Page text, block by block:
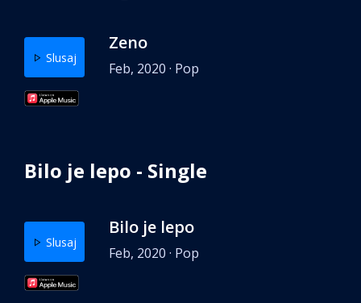
Slusaj
Zeno
Feb, 2020 · Pop
Bilo je lepo - Single
Slusaj
Bilo je lepo
Feb, 2020 · Pop